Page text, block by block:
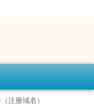
注册域名）